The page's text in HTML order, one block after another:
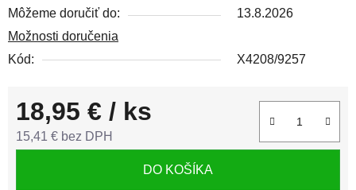
Môžeme doručiť do:
13.8.2026
Možnosti doručenia
Kód:
X4208/9257
18,95 € / ks
15,41 € bez DPH
DO KOŠÍKA